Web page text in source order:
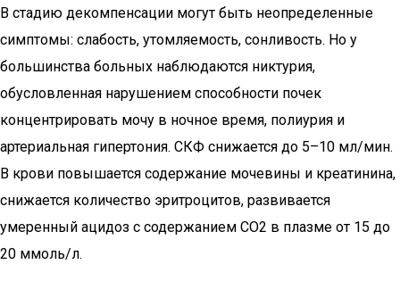
В стадию декомпенсации могут быть неопределенные
симптомы: слабость, утомляемость, сонливость. Но у
большинства больных наблюдаются никтурия,
обусловленная нарушением способности почек
концентрировать мочу в ночное время, полиурия и
артериальная гипертония. СКФ снижается до 5–10 мл/мин.
В крови повышается содержание мочевины и креатинина,
снижается количество эритроцитов, развивается
умеренный ацидоз с содержанием СО2 в плазме от 15 до
20 ммоль/л.